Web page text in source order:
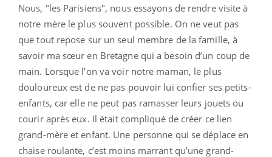
Nous, "les Parisiens", nous essayons de rendre visite à
notre mère le plus souvent possible. On ne veut pas
que tout repose sur un seul membre de la famille, à
savoir ma sœur en Bretagne qui a besoin d’un coup de
main. Lorsque l’on va voir notre maman, le plus
douloureux est de ne pas pouvoir lui confier ses petits-
enfants, car elle ne peut pas ramasser leurs jouets ou
courir après eux. Il était compliqué de créer ce lien
grand-mère et enfant. Une personne qui se déplace en
chaise roulante, c’est moins marrant qu’une grand-